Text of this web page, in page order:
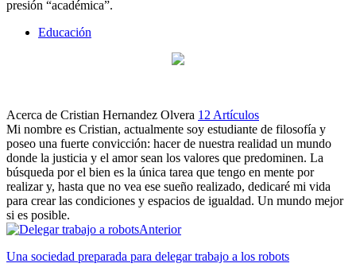
presión “académica”.
Educación
Acerca de Cristian Hernandez Olvera 12 Artículos
Mi nombre es Cristian, actualmente soy estudiante de filosofía y
poseo una fuerte convicción: hacer de nuestra realidad un mundo
donde la justicia y el amor sean los valores que predominen. La
búsqueda por el bien es la única tarea que tengo en mente por
realizar y, hasta que no vea ese sueño realizado, dedicaré mi vida
para crear las condiciones y espacios de igualdad. Un mundo mejor
si es posible.
Anterior
Una sociedad preparada para delegar trabajo a los robots